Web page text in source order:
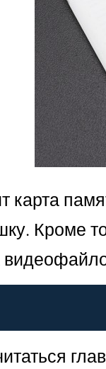
карта
Кроме